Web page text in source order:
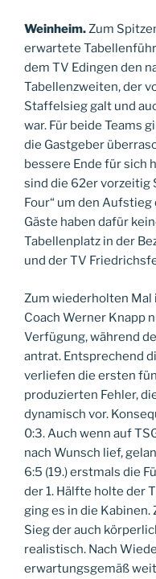
Weinheim.Zum
erwartete
dem TV Edingen den
Tabellenzweiten, der
Staffelsieg galt und
war. Für beide Teams
die Gastgeber
bessere Ende für sich
sind die 62er vorzeitig
Four“ um den
Gäste haben dafür
Tabellenplatz in der
und der TV
Zum wiederholten Mal
Coach Werner Knapp
Verfügung, während
antrat. Entsprechend
verliefen die ersten
produzierten Fehler,
dynamisch vor.
0:3. Auch wenn auf
nach Wunsch lief,
6:5 (19.) erstmals die
der 1. Hälfte holte der
ging es in die
Sieg der auch
realistisch. Nach
erwartungsgemäß